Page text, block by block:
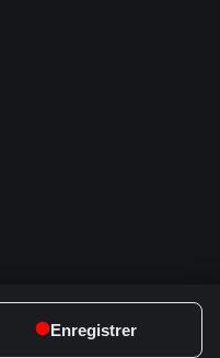
Enregistrer
2.228.1